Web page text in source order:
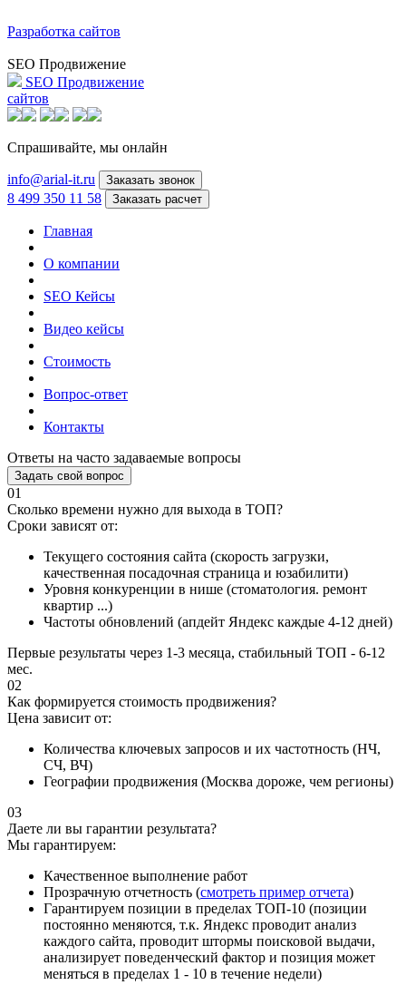
Разработка сайтов
SEO Продвижение
SEO Продвижение
сайтов
Спрашивайте, мы онлайн
info@arial-it.ru Заказать звонок
8 499 350 11 58 Заказать расчет
Главная
О компании
SEO Кейсы
Видео кейсы
Стоимость
Вопрос-ответ
Контакты
Ответы на часто задаваемые вопросы
Задать свой вопрос
01
Сколько времени нужно для выхода в ТОП?
Сроки зависят от:
Текущего состояния сайта (скорость загрузки,
качественная посадочная страница и юзабилити)
Уровня конкуренции в нише (стоматология. ремонт
квартир ...)
Частоты обновлений (апдейт Яндекс каждые 4-12 дней)
Первые результаты через 1-3 месяца, стабильный ТОП - 6-12
мес.
02
Как формируется стоимость продвижения?
Цена зависит от:
Количества ключевых запросов и их частотность (НЧ,
СЧ, ВЧ)
Географии продвижения (Москва дороже, чем регионы)
03
Даете ли вы гарантии результата?
Мы гарантируем:
Качественное выполнение работ
Прозрачную отчетность (смотреть пример отчета)
Гарантируем позиции в пределах ТОП-10 (позиции
постоянно меняются, т.к. Яндекс проводит анализ
каждого сайта, проводит штормы поисковой выдачи,
анализирует поведенческий фактор и позиция может
меняться в пределах 1 - 10 в течение недели)